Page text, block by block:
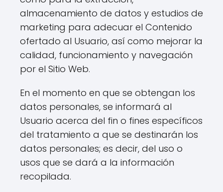
almacenamiento de datos y estudios de
marketing para adecuar el Contenido
ofertado al Usuario, así como mejorar la
calidad, funcionamiento y navegación
por el Sitio Web.
En el momento en que se obtengan los
datos personales, se informará al
Usuario acerca del fin o fines específicos
del tratamiento a que se destinarán los
datos personales; es decir, del uso o
usos que se dará a la información
recopilada.